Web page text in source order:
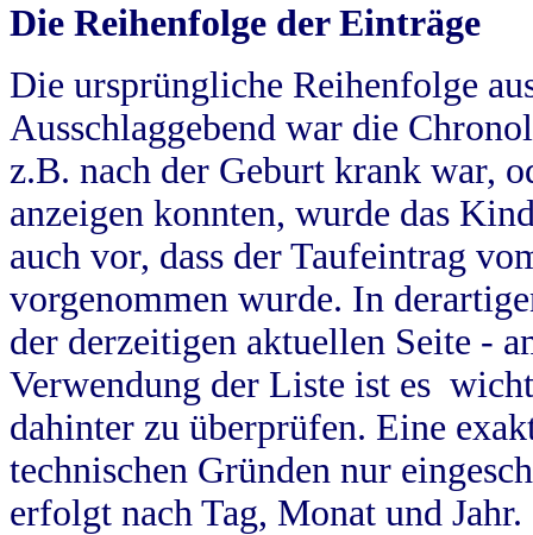
Die Reihenfolge der Einträge
Die ursprüngliche Reihenfolge
Ausschlaggebend war die
z.B. nach der Geburt krank war,
anzeigen konnten, wurde das
auch vor, dass der Taufeintrag
vorgenommen wurde. In
der derzeitigen aktuellen Seite -
Verwendung der Liste ist es
dahinter zu überprüfen. Eine
technischen Gründen nur
erfolgt nach Tag, Monat und Jahr.